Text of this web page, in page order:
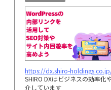
https://dx.shiro-
SHIRO DXはビジネスの効率化
介しています